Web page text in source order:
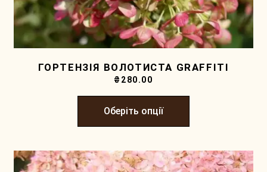
ГОРТЕНЗІЯ ВОЛОТИСТА GRAFFITI
₴ 280.00
Оберіть опції